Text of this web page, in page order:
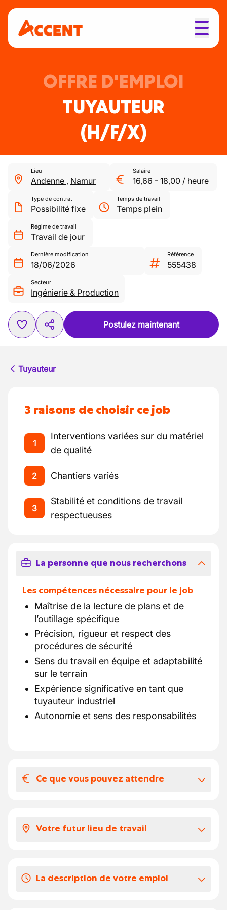
OFFRE D'EMPLOI
TUYAUTEUR
(H/F/X)
Lieu
Andenne , Namur
Salaire
16,66 - 18,00 / heure
Type de contrat
Possibilité fixe
Temps de travail
Temps plein
Régime de travail
Travail de jour
Dernière modification
18/06/2026
Référence
555438
Secteur
Ingénierie & Production
Postulez maintenant
Tuyauteur
3 raisons de choisir ce job
1
Interventions variées sur du matériel
de qualité
2 Chantiers variés
3
Stabilité et conditions de travail
respectueuses
La personne que nous recherchons
Les compétences nécessaire pour le job
Maîtrise de la lecture de plans et de
l’outillage spécifique
Précision, rigueur et respect des
procédures de sécurité
Sens du travail en équipe et adaptabilité
sur le terrain
Expérience significative en tant que
tuyauteur industriel
Autonomie et sens des responsabilités
Ce que vous pouvez attendre
Entre 16.6465 et 18 en fonction de votre
20 jours de congés payés
Votre futur lieu de travail
Une organisation claire et un management
La description de votre emploi